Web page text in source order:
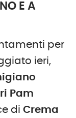
E A
per
ieri,
Pam
di Crema